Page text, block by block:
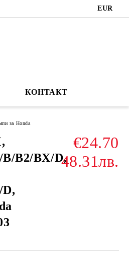
EUR
КОНТАКТ
за Honda
B2/BX/D,
€24.70
48.31лв.